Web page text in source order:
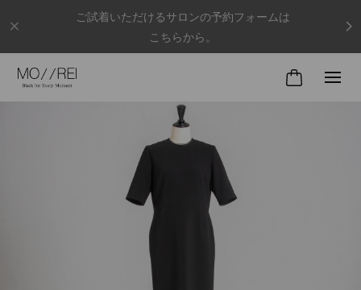
ご試着いただけるサロンの予約フォームは
こちらから。